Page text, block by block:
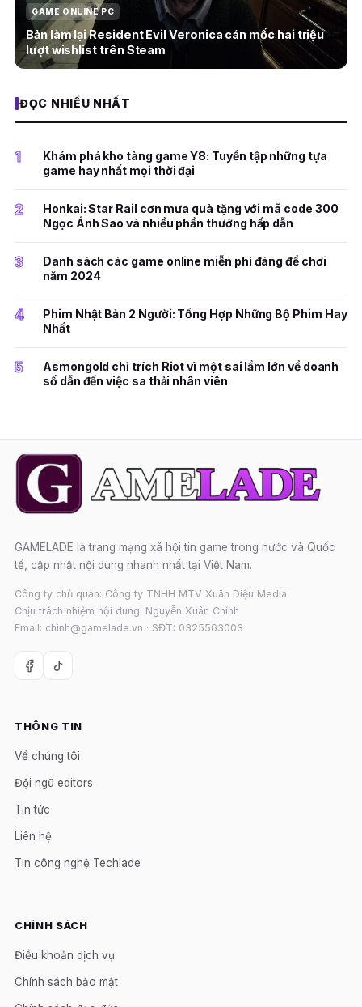
GAME ONLINE PC
Bản làm lại Resident Evil Veronica cán mốc hai triệu
lượt wishlist trên Steam
ĐỌC NHIỀU NHẤT
1
Khám phá kho tàng game Y8: Tuyển tập những tựa
game hay nhất mọi thời đại
2
Honkai: Star Rail cơn mưa quà tặng với mã code 300
Ngọc Ánh Sao và nhiều phần thưởng hấp dẫn
3
Danh sách các game online miễn phí đáng để chơi
năm 2024
4
Phim Nhật Bản 2 Người: Tổng Hợp Những Bộ Phim Hay
Nhất
5
Asmongold chỉ trích Riot vì một sai lầm lớn về doanh
số dẫn đến việc sa thải nhân viên
GAMELADE là trang mạng xã hội tin game trong nước và Quốc
tế, cập nhật nội dung nhanh nhất tại Việt Nam.
Công ty chủ quản: Công ty TNHH MTV Xuân Diệu Media
Chịu trách nhiệm nội dung: Nguyễn Xuân Chính
Email: chinh@gamelade.vn · SĐT: 0325563003
THÔNG TIN
Về chúng tôi
Đội ngũ editors
Tin tức
Liên hệ
Tin công nghệ Techlade
CHÍNH SÁCH
Điều khoản dịch vụ
Chính sách bảo mật